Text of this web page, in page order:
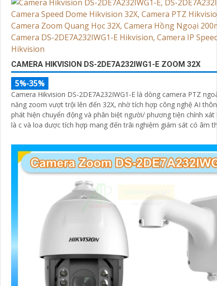
CAMERA HIKVISION DS-2DE7A232IWG1-E ZOOM 32X
5%-35%
Camera Hikvision DS-2DE7A232IWG1-E là dòng camera PTZ
năng zoom vượt trội lên đến 32X, nhờ tích hợp công nghệ AI
phát hiện chuyển động và phân biệt người/ phương tiện chính
là c và loa dược tích hợp mang đến trãi nghiệm giám sát có âm